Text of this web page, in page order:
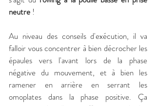
neutre !
Au niveau des conseils d'exécution, il va
falloir vous concentrer à bien décrocher les
épaules vers l'avant lors de la phase
négative du mouvement, et à bien les
ramener en arrière en serrant les
omoplates dans la phase positive. Ça